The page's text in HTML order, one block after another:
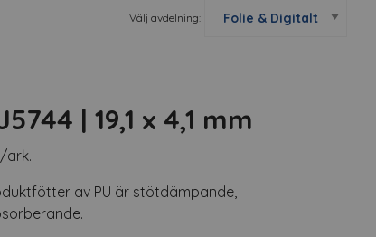
Välj avdelning:
| 19,1 x 4,1 mm
ark.
av PU är stötdämpande,